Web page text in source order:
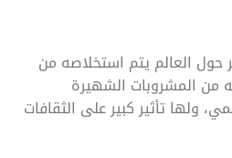
العالم يتم استخلاصه من
من المشروبات الشهيرة
ولها تأثير كبير على الثقافات